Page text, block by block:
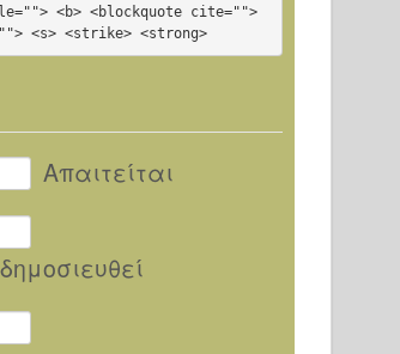
<b> <blockquote cite="">
<s> <strike> <strong>
Απαιτείται